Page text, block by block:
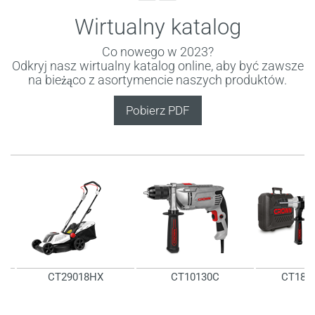
Wirtualny katalog
Co nowego w 2023?
Odkryj nasz wirtualny katalog online, aby być zawsze
na bieżąco z asortymencie naszych produktów.
Pobierz PDF
CT29018HX CT10130C